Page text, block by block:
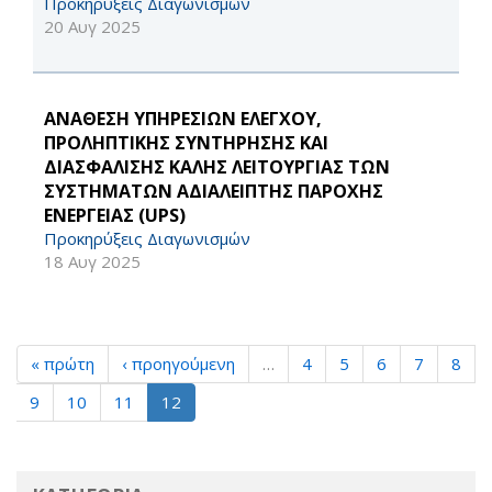
20 Αυγ 2025
ΑΝΑΘΕΣΗ ΥΠΗΡΕΣΙΩΝ ΕΛΕΓΧΟΥ,
ΠΡΟΛΗΠΤΙΚΗΣ ΣΥΝΤΗΡΗΣΗΣ ΚΑΙ
ΔΙΑΣΦΑΛΙΣΗΣ ΚΑΛΗΣ ΛΕΙΤΟΥΡΓΙΑΣ ΤΩΝ
ΣΥΣΤΗΜΑΤΩΝ ΑΔΙΑΛΕΙΠΤΗΣ ΠΑΡΟΧΗΣ
ΕΝΕΡΓΕΙΑΣ (UPS)
Προκηρύξεις Διαγωνισμών
18 Αυγ 2025
« πρώτη ‹ προηγούμενη … 4 5 6 7
8
9
10 11 12